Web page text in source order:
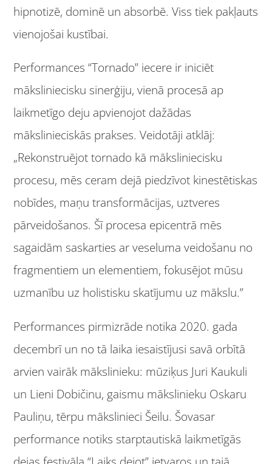
hipnotizē, dominē un absorbē. Viss tiek pakļauts
vienojošai kustībai.
Performances “Tornado” iecere ir iniciēt
māksliniecisku sinerģiju, vienā procesā ap
laikmetīgo deju apvienojot dažādas
mākslinieciskās prakses. Veidotāji atklāj:
„Rekonstruējot tornado kā māksliniecisku
procesu, mēs ceram dejā piedzīvot kinestētiskas
nobīdes, maņu transformācijas, uztveres
pārveidošanos. Šī procesa epicentrā mēs
sagaidām saskarties ar veseluma veidošanu no
fragmentiem un elementiem, fokusējot mūsu
uzmanību uz holistisku skatījumu uz mākslu.”
Performances pirmizrāde notika 2020. gada
decembrī un no tā laika iesaistījusi savā orbītā
arvien vairāk mākslinieku: mūziķus Juri Kaukuli
un Lieni Dobičinu, gaismu mākslinieku Oskaru
Pauliņu, tērpu mākslinieci Šeilu. Šovasar
performance notiks starptautiskā laikmetīgās